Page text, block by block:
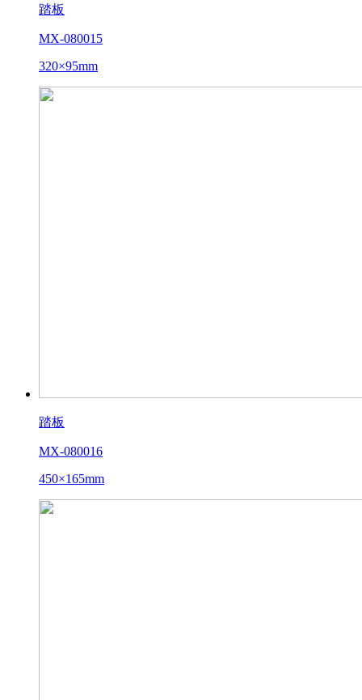
踏板
MX-080015
320×95mm
踏板
MX-080016
450×165mm